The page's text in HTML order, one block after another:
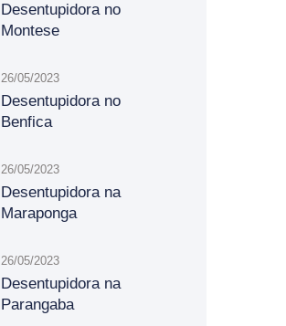
Desentupidora no
Montese
26/05/2023
Desentupidora no
Benfica
26/05/2023
Desentupidora na
Maraponga
26/05/2023
Desentupidora na
Parangaba